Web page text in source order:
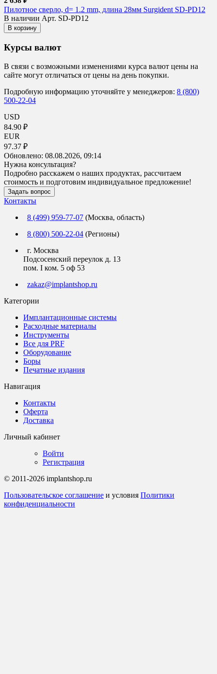
Пилотное сверло, d= 1.2 mm, длина 28мм Surgident SD-PD12
В наличии Арт. SD-PD12
В корзину
Курсы валют
В связи с возможными изменениями курса валют цены на
сайте могут отличаться от цены на день покупки.
Подробную информацию уточняйте у менеджеров: 8 (800)
500-22-04
USD
84.90 ₽
EUR
97.37 ₽
Обновлено: 08.08.2026, 09:14
Нужна консультация?
Подробно расскажем о наших продуктах, рассчитаем
стоимость и подготовим индивидуальное предложение!
Задать вопрос
Контакты
8 (499) 959-77-07 (Москва, область)
8 (800) 500-22-04 (Регионы)
г. Москва
Подсосенский переулок д. 13
пом. I ком. 5 оф 53
zakaz@implantshop.ru
Категории
Имплантационные системы
Расходные материалы
Инструменты
Все для PRF
Оборудование
Боры
Печатные издания
Навигация
Контакты
Оферта
Доставка
Личный кабинет
Войти
Регистрация
© 2011-2026 implantshop.ru
Пользовательское соглашение и условия Политики
конфиденциальности